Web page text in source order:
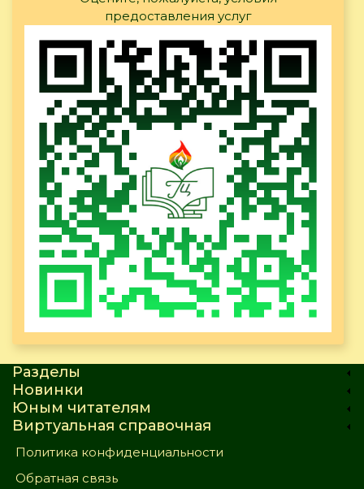
предоставления услуг
Разделы
Новинки
Юным читателям
Виртуальная справочная
Политика конфиденциальности
Обратная связь